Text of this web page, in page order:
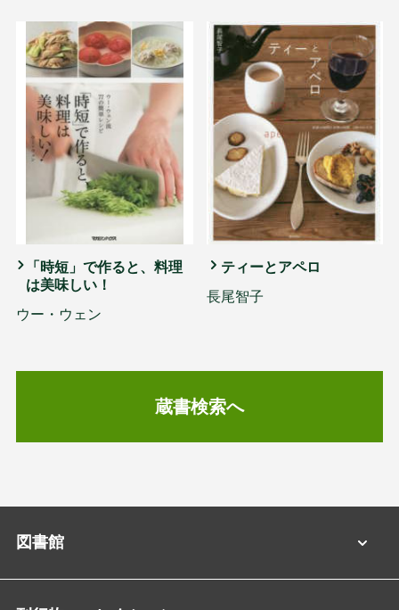
「時短」で作ると、料理
は美味しい！
ウー・ウェン
ティーとアペロ
長尾智子
蔵書検索へ
図書館